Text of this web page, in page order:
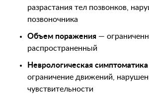
разрастания тел позвонков,
позвоночника
Объем поражения —
распространенный
Неврологическая симптоматика
ограничение движений,
чувствительности